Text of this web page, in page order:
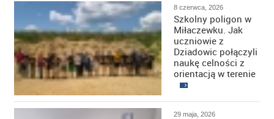
8 czerwca, 2026
Szkolny poligon w
Miłaczewku. Jak
uczniowie z
Dziadowic połączyli
naukę celności z
orientacją w terenie
29 maja, 2026